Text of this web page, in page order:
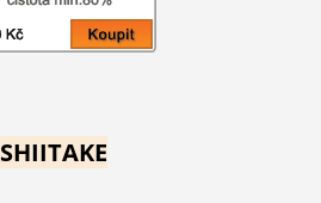
SHIITAKE